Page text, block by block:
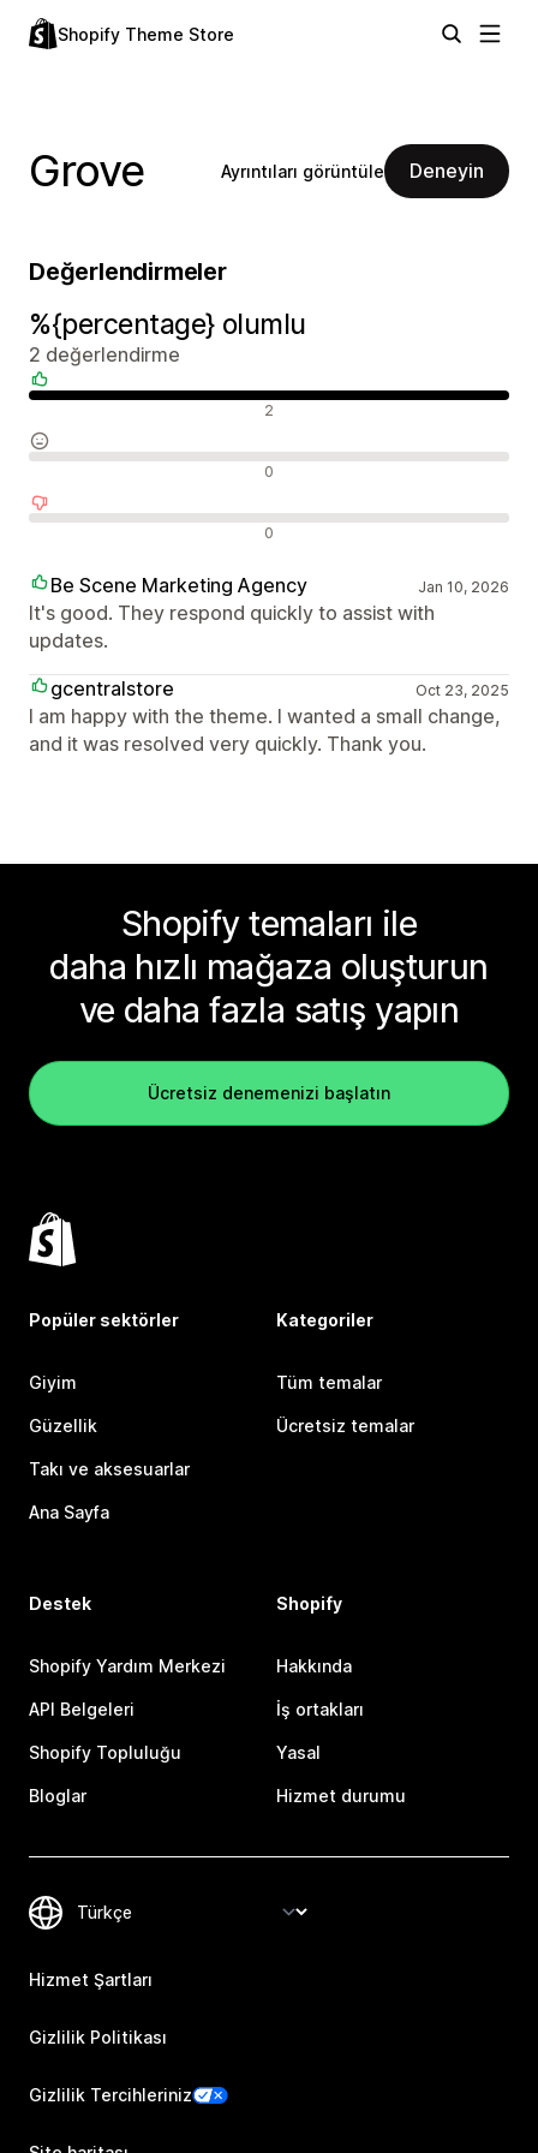
Shopify Theme Store
Grove Ayrıntıları görüntüle Deneyin
Değerlendirmeler
%{percentage} olumlu
2 değerlendirme
2
0
0
Be Scene Marketing Agency Jan 10, 2026
It's good. They respond quickly to assist with
updates.
gcentralstore
Oct 23, 2025
I am happy with the theme. I wanted a small change,
and it was resolved very quickly. Thank you.
Shopify temaları ile
daha hızlı mağaza oluşturun
ve daha fazla satış yapın
Ücretsiz denemenizi başlatın
Popüler sektörler
Giyim
Güzellik
Takı ve aksesuarlar
Ana Sayfa
Kategoriler
Tüm temalar
Ücretsiz temalar
Destek
Shopify Yardım Merkezi
API Belgeleri
Shopify Topluluğu
Bloglar
Shopify
Hakkında
İş ortakları
Yasal
Hizmet durumu
Hizmet Şartları
Gizlilik Politikası
Gizlilik Tercihleriniz